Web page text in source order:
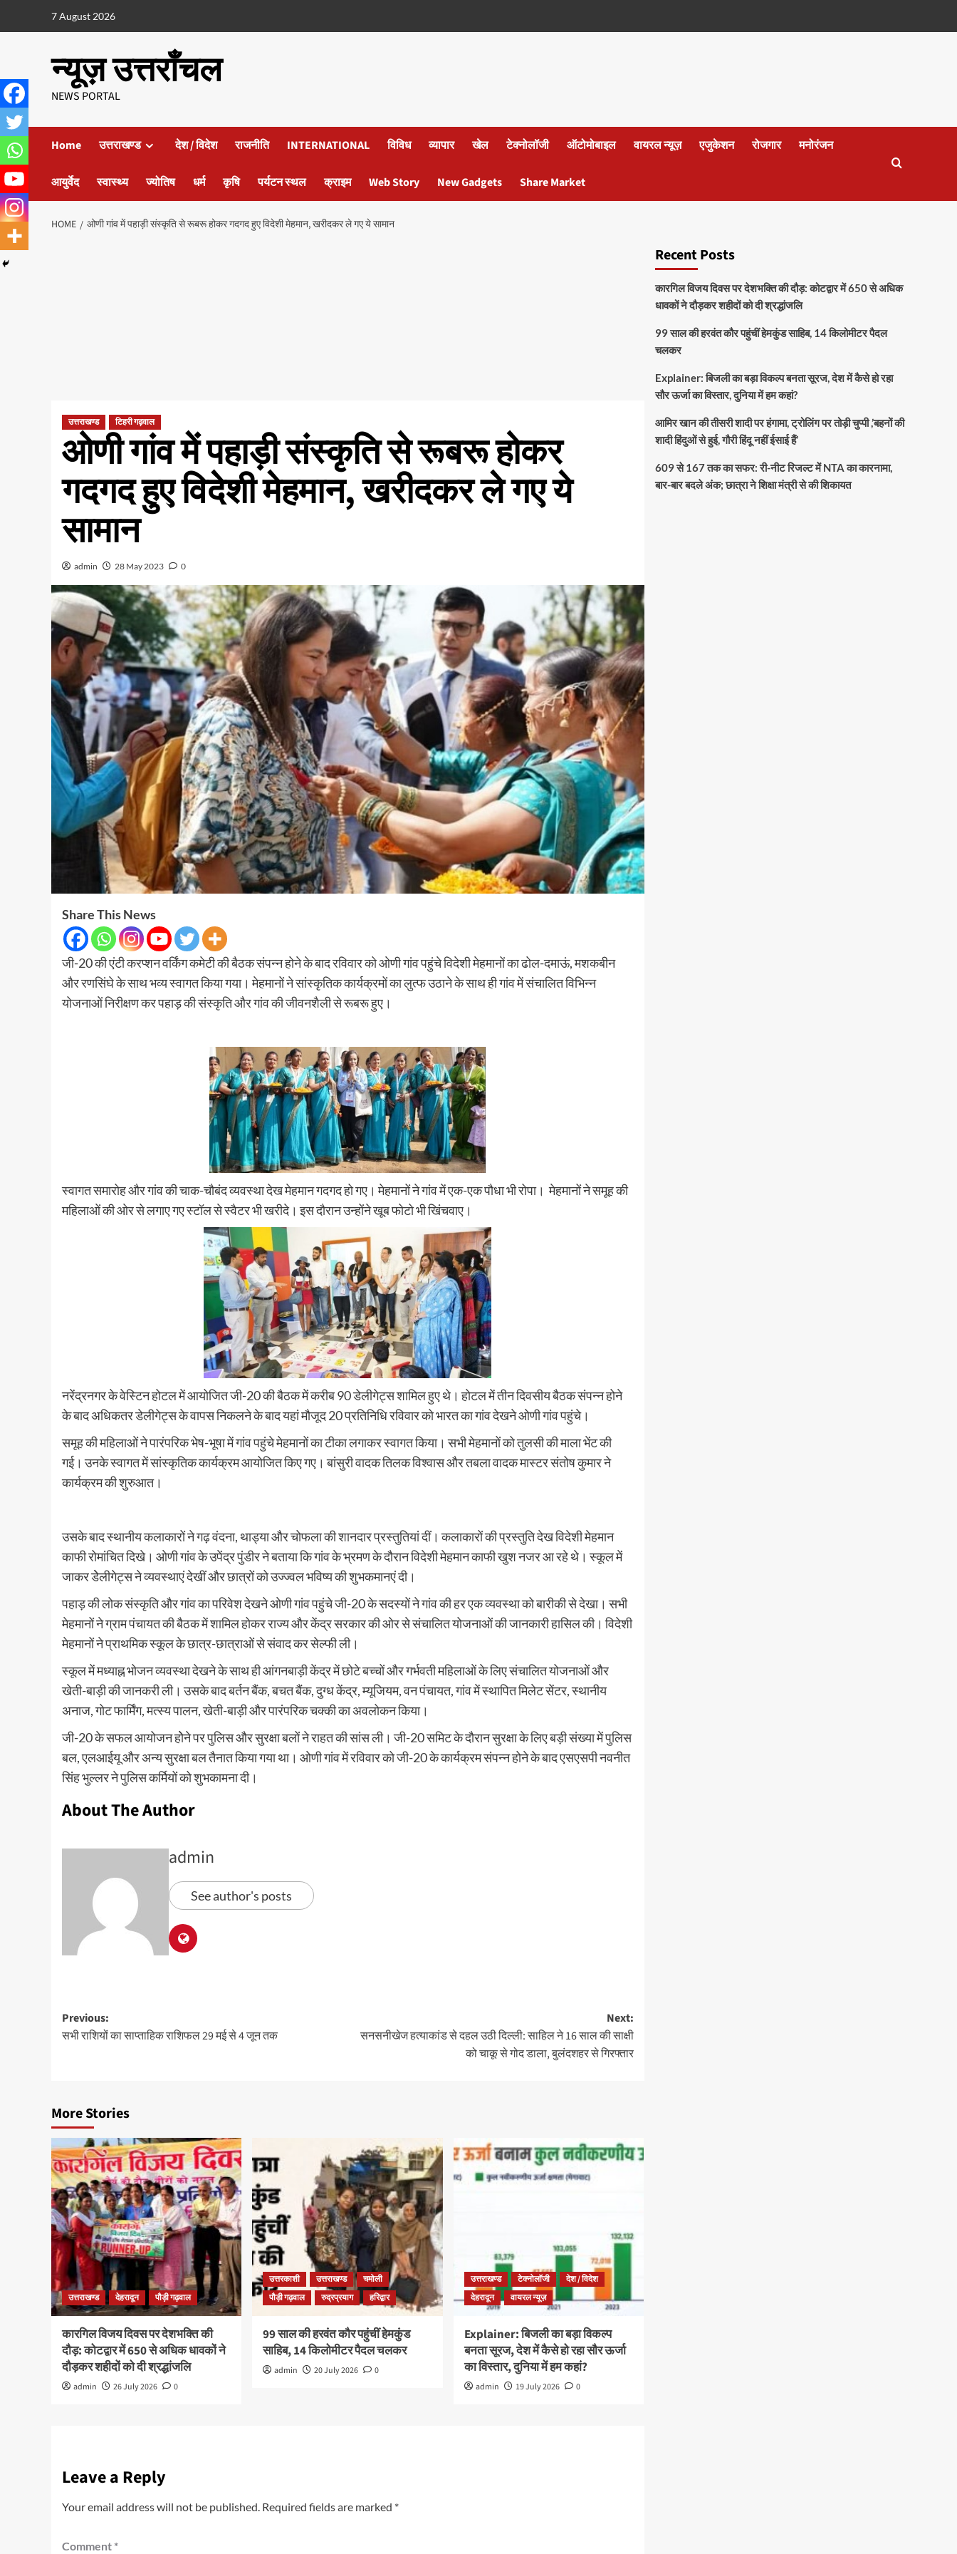
7 August 2026
न्यूज़ उत्तराँचल
NEWS PORTAL
Home उत्तराखण्ड देश / विदेश राजनीति INTERNATIONAL विविध व्यापार खेल टेक्नोलॉजी ऑटोमोबाइल वायरल न्यूज़ एजुकेशन रोजगार मनोरंजन
आयुर्वेद स्वास्थ्य ज्योतिष धर्म कृषि पर्यटन स्थल क्राइम Web Story New Gadgets Share Market
HOME ओणी गांव में पहाड़ी संस्कृति से रूबरू होकर गदगद हुए विदेशी मेहमान, खरीदकर ले गए ये सामान
उत्तराखण्ड टिहरी गढ़वाल
ओणी गांव में पहाड़ी संस्कृति से रूबरू होकर
गदगद हुए विदेशी मेहमान, खरीदकर ले गए ये
सामान
admin 28 May 2023 0
Share This News
जी-20 की एंटी करप्शन वर्किंग कमेटी की बैठक संपन्न होने के बाद रविवार को ओणी गांव पहुंचे विदेशी मेहमानों का ढोल-दमाऊं, मशकबीन
और रणसिंघे के साथ भव्य स्वागत किया गया। मेहमानों ने सांस्कृतिक कार्यक्रमों का लुत्फ उठाने के साथ ही गांव में संचालित विभिन्न
योजनाओं निरीक्षण कर पहाड़ की संस्कृति और गांव की जीवनशैली से रूबरू हुए।
स्वागत समारोह और गांव की चाक-चौबंद व्यवस्था देख मेहमान गदगद हो गए। मेहमानों ने गांव में एक-एक पौधा भी रोपा। मेहमानों ने समूह की
महिलाओं की ओर से लगाए गए स्टॉल से स्वैटर भी खरीदे। इस दौरान उन्होंने खूब फोटो भी खिंचवाए।
नरेंद्रनगर के वेस्टिन होटल में आयोजित जी-20 की बैठक में करीब 90 डेलीगेट्स शामिल हुए थे। होटल में तीन दिवसीय बैठक संपन्न होने
के बाद अधिकतर डेलीगेट्स के वापस निकलने के बाद यहां मौजूद 20 प्रतिनिधि रविवार को भारत का गांव देखने ओणी गांव पहुंचे।
समूह की महिलाओं ने पारंपरिक भेष-भूषा में गांव पहुंचे मेहमानों का टीका लगाकर स्वागत किया। सभी मेहमानों को तुलसी की माला भेंट की
गई। उनके स्वागत में सांस्कृतिक कार्यक्रम आयोजित किए गए। बांसुरी वादक तिलक विश्वास और तबला वादक मास्टर संतोष कुमार ने
कार्यक्रम की शुरुआत।
उसके बाद स्थानीय कलाकारों ने गढ़ वंदना, थाड्या और चोफला की शानदार प्रस्तुतियां दीं। कलाकारों की प्रस्तुति देख विदेशी मेहमान
काफी रोमांचित दिखे। ओणी गांव के उपेंद्र पुंडीर ने बताया कि गांव के भ्रमण के दौरान विदेशी मेहमान काफी खुश नजर आ रहे थे। स्कूल में
जाकर डेेलीगेट्स ने व्यवस्थाएं देखीं और छात्रों को उज्ज्वल भविष्य की शुभकमानएं दी।
पहाड़ की लोक संस्कृति और गांव का परिवेश देखने ओणी गांव पहुंचे जी-20 के सदस्यों ने गांव की हर एक व्यवस्था को बारीकी से देखा। सभी
मेहमानों ने ग्राम पंचायत की बैठक में शामिल होकर राज्य और केंद्र सरकार की ओर से संचालित योजनाओं की जानकारी हासिल की। विदेशी
मेहमानों ने प्राथमिक स्कूल के छात्र-छात्राओं से संवाद कर सेल्फी ली।
स्कूल में मध्याह्न भोजन व्यवस्था देखने के साथ ही आंगनबाड़ी केंद्र में छोटे बच्चों और गर्भवती महिलाओं के लिए संचालित योजनाओं और
खेती-बाड़ी की जानकरी ली। उसके बाद बर्तन बैंक, बचत बैंक, दुग्ध केंद्र, म्यूजियम, वन पंचायत, गांव में स्थापित मिलेट सेंटर, स्थानीय
अनाज, गोट फार्मिंग, मत्स्य पालन, खेती-बाड़ी और पारंपरिक चक्की का अवलोकन किया।
जी-20 के सफल आयोजन होेने पर पुलिस और सुरक्षा बलों ने राहत की सांस ली। जी-20 समिट के दौरान सुरक्षा के लिए बड़ी संख्या में पुलिस
बल, एलआईयू और अन्य सुरक्षा बल तैनात किया गया था। ओणी गांव में रविवार को जी-20 के कार्यक्रम संपन्न होने के बाद एसएसपी नवनीत
सिंह भुल्लर ने पुलिस कर्मियों को शुभकामना दी।
About The Author
admin
See author's posts
Previous:
सभी राशियों का साप्ताहिक राशिफल 29 मई से 4 जून तक
Next:
सनसनीखेज हत्याकांड से दहल उठी दिल्ली: साहिल ने 16 साल की साक्षी
को चाकू से गोद डाला, बुलंदशहर से गिरफ्तार
More Stories
उत्तराखण्ड देहरादून पौड़ी गढ़वाल
कारगिल विजय दिवस पर देशभक्ति की
दौड़: कोटद्वार में 650 से अधिक धावकों ने
दौड़कर शहीदों को दी श्रद्धांजलि
admin 26 July 2026 0
उत्तरकाशी उत्तराखण्ड
चमोली
पौड़ी गढ़वाल
रुद्रप्रयाग हरिद्वार
99 साल की हरवंत कौर पहुंचीं हेमकुंड
साहिब, 14 किलोमीटर पैदल चलकर
admin 20 July 2026 0
उत्तराखण्ड टेक्नोलॉजी
देश / विदेश
देहरादून
वायरल न्यूज़
Explainer: बिजली का बड़ा विकल्प
बनता सूरज, देश में कैसे हो रहा सौर ऊर्जा
का विस्तार, दुनिया में हम कहां?
admin 19 July 2026 0
Leave a Reply
Your email address will not be published. Required fields are marked *
Comment *
Recent Posts
कारगिल विजय दिवस पर देशभक्ति की दौड़: कोटद्वार में 650 से अधिक
धावकों ने दौड़कर शहीदों को दी श्रद्धांजलि
99 साल की हरवंत कौर पहुंचीं हेमकुंड साहिब, 14 किलोमीटर पैदल
चलकर
Explainer: बिजली का बड़ा विकल्प बनता सूरज, देश में कैसे हो रहा
सौर ऊर्जा का विस्तार, दुनिया में हम कहां?
आमिर खान की तीसरी शादी पर हंगामा, ट्रोलिंग पर तोड़ी चुप्पी ,’बहनों की
शादी हिंदुओं से हुई, गौरी हिंदू नहीं ईसाई हैं’
609 से 167 तक का सफर: री-नीट रिजल्ट में NTA का कारनामा,
बार-बार बदले अंक; छात्रा ने शिक्षा मंत्री से की शिकायत